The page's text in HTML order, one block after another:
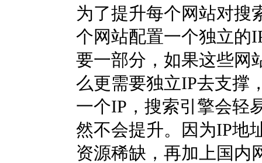
为了提升每个网站对搜
个网站配置一个独立的
要一部分，如果这些网
么更需要独立IP去支撑
一个IP，搜索引擎会轻
然不会提升。因为IP地
资源稀缺，再加上国内